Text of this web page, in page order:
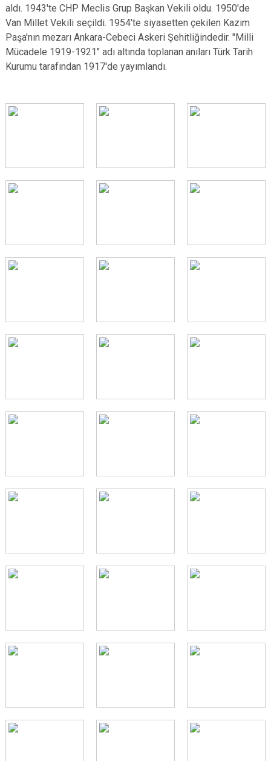
aldı. 1943'te CHP Meclis Grup Başkan Vekili oldu. 1950'de
Van Millet Vekili seçildi. 1954'te siyasetten çekilen Kazım
Paşa'nın mezarı Ankara-Cebeci Askeri Şehitliğindedir. "Milli
Mücadele 1919-1921" adı altında toplanan anıları Türk Tarih
Kurumu tarafından 1917'de yayımlandı.